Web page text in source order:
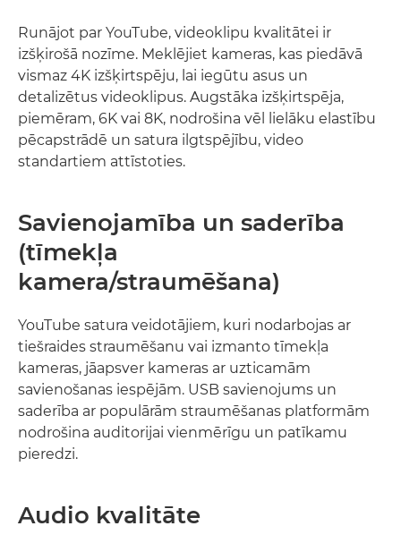
Runājot par YouTube, videoklipu kvalitātei ir
izšķirošā nozīme. Meklējiet kameras, kas piedāvā
vismaz 4K izšķirtspēju, lai iegūtu asus un
detalizētus videoklipus. Augstāka izšķirtspēja,
piemēram, 6K vai 8K, nodrošina vēl lielāku elastību
pēcapstrādē un satura ilgtspējību, video
standartiem attīstoties.
Savienojamība un saderība
(tīmekļa
kamera/straumēšana)
YouTube satura veidotājiem, kuri nodarbojas ar
tiešraides straumēšanu vai izmanto tīmekļa
kameras, jāapsver kameras ar uzticamām
savienošanas iespējām. USB savienojums un
saderība ar populārām straumēšanas platformām
nodrošina auditorijai vienmērīgu un patīkamu
pieredzi.
Audio kvalitāte